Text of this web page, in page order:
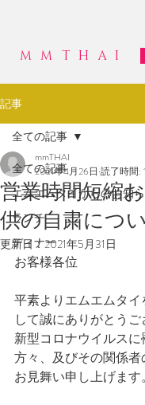
MMTHAI
記事
全ての記事
エムエムタイからのお知
ランチ
ディナー
全ての記事
営業時間短縮
供の自粛につ
mmTHAI
2021年4月26日 読了時間:
更新日：2021年5月31日
お客様各位
平素よりエムエムタイ
して誠にありがとうご
新型コロナウイルスに
方々、及びその関係者
お見舞い申し上げます。